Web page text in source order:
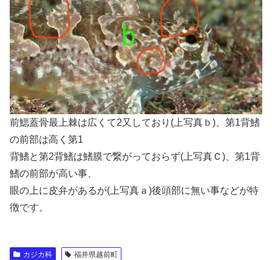
前鰓蓋骨最上棘は広くて2又しており(上写真ｂ)、第1背鰭
の前部は高く第1
背鰭と第2背鰭は鰭膜で繋がっておらず(上写真Ｃ)、第1背
鰭の前部が高い事、
眼の上に皮弁があるが(上写真ａ)後頭部に無い事などが特
徴です。
カジカ科 福井県越前町